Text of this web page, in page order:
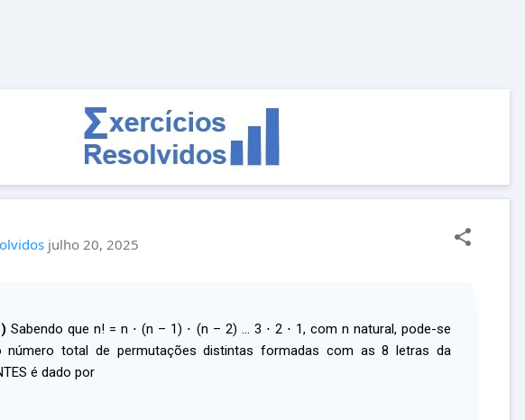
julho 20, 2025
Sabendo que n! = n ⋅ (n – 1) ⋅ (n – 2) … 3 ⋅ 2 ⋅ 1, com n natural, pode-se
número total de permutações distintas formadas com as 8 letras da
é dado por